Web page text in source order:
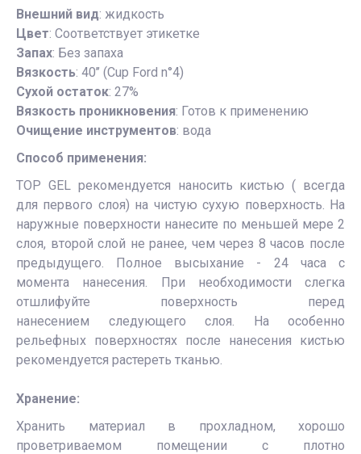
Внешний вид: жидкость
Цвет: Соответствует этикетке
Запах: Без запаха
Вязкость: 40’’ (Cup Ford n°4)
Сухой остаток: 27%
Вязкость проникновения: Готов к применению
Очищение инструментов: вода
Способ применения:
TOP GEL рекомендуется наносить кистью ( всегда
для первого слоя) на чистую сухую поверхность. На
наружные поверхности нанесите по меньшей мере 2
слоя, второй слой не ранее, чем через 8 часов после
предыдущего. Полное высыхание - 24 часа с
момента нанесения. При необходимости слегка
отшлифуйте поверхность перед
нанесением следующего слоя. На особенно
рельефных поверхностях после нанесения кистью
рекомендуется растереть тканью.
Хранение:
Хранить материал в прохладном, хорошо
проветриваемом помещении с плотно